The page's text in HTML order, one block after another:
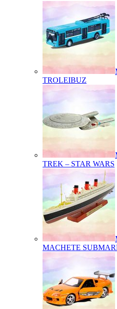
TROLEIBUZ
TREK – STAR WARS
MACHETE